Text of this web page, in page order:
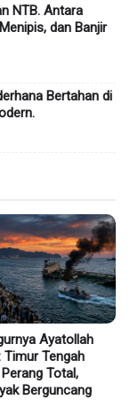
NTB. Antara
dan Banjir
Bertahan di
Ayatollah
Timur Tengah
Total,
Berguncang